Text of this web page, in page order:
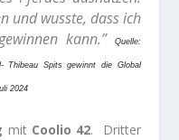
und wusste, dass ich
kann.”
Quelle:
Thibeau Spits gewinnt die Global
2024
mit Coolio 42. Dritter